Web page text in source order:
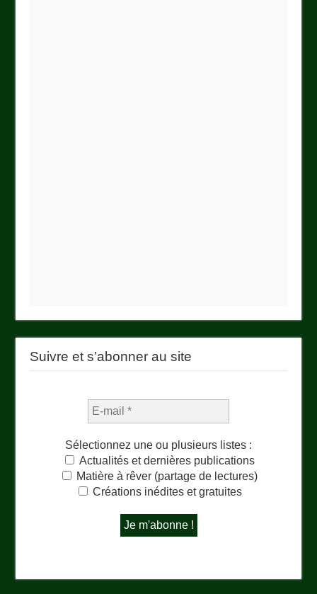
Suivre et s’abonner au site
Sélectionnez une ou plusieurs listes :
Actualités et dernières publications
Matière à rêver (partage de lectures)
Créations inédites et gratuites